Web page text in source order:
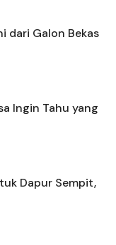
dari Galon Bekas
Ingin Tahu yang
Dapur Sempit,